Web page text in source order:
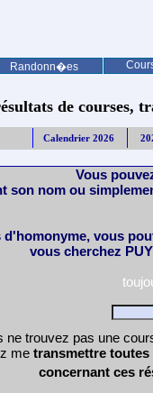
Randonn�es
de courses,
Calendrier 2026
Vous
son nom ou
d'homonyme, vous
vous cherchez
ne trouvez pas une
me transmettre
concernant ces